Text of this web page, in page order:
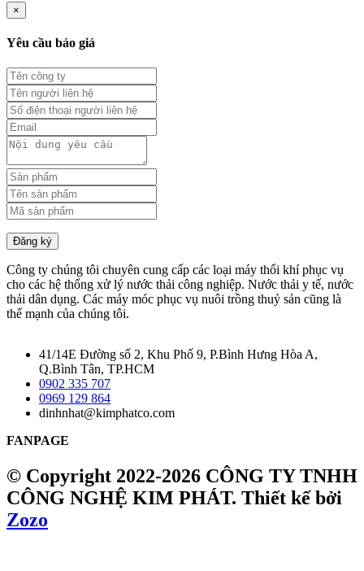
×
Yêu cầu báo giá
Đăng ký
Công ty chúng tôi chuyên cung cấp các loại máy thổi khí phục vụ
cho các hệ thống xử lý nước thải công nghiệp. Nước thải y tế, nước
thải dân dụng. Các máy móc phục vụ nuôi trồng thuỷ sản cũng là
thế mạnh của chúng tôi.
41/14E Đường số 2, Khu Phố 9, P.Bình Hưng Hòa A,
Q.Bình Tân, TP.HCM
0902 335 707
0969 129 864
dinhnhat@kimphatco.com
FANPAGE
© Copyright 2022-2026 CÔNG TY TNHH
CÔNG NGHỆ KIM PHÁT. Thiết kế bởi
Zozo